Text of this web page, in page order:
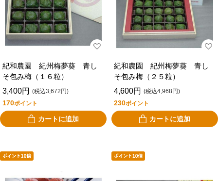
紀和農園 紀州梅夢葵 青し
そ包み梅（１６粒）
3,400円 (税込3,672円)
170ポイント
カートに追加
紀和農園 紀州梅夢葵 青し
そ包み梅（２５粒）
4,600円 (税込4,968円)
230ポイント
カートに追加